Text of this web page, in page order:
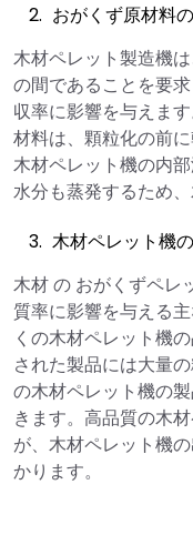
おがくず原材料
木材ペレット製造機
の間であることを要
収率に影響を与えま
材料は、顆粒化の前
木材ペレット機の内
水分も蒸発するため
木材ペレット機
木材 の おがくずペレ
質率に影響を与える
くの木材ペレット機
された製品には大量
の木材ペレット機の
きます。高品質の木
が、木材ペレット機
かります。